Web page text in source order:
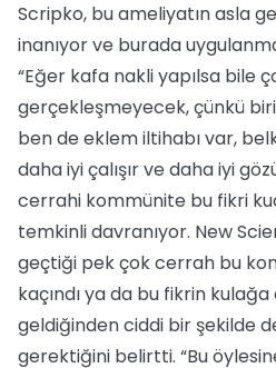
Scripko, bu ameliyatın asla
inanıyor ve burada
“Eğer kafa nakli yapılsa bile
gerçekleşmeyecek, çünkü
ben de eklem iltihabı var,
daha iyi çalışır ve daha iyi
cerrahi kommünite bu fikri
temkinli davranıyor. New
geçtiği pek çok cerrah bu
kaçındı ya da bu fikrin
geldiğinden ciddi bir şekilde
gerektiğini belirtti. “Bu